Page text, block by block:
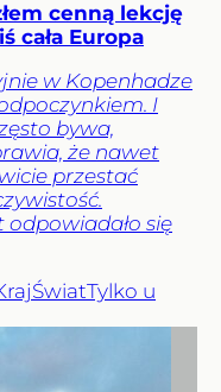
cenną lekcję
cała Europa
w Kopenhadze
I
bywa,
że nawet
przestać
odpowiadało się
ŚwiatTylko u